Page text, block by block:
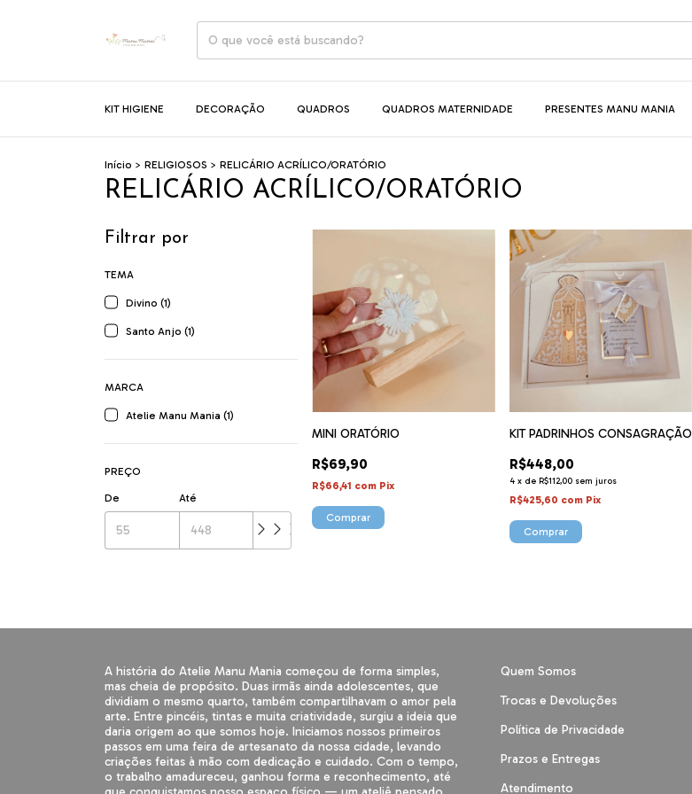
KIT HIGIENE DECORAÇÃO QUADROS QUADROS MATERNIDADE PRESENTES MANU MANIA
Início > RELIGIOSOS > RELICÁRIO ACRÍLICO/ORATÓRIO
RELICÁRIO ACRÍLICO/ORATÓRIO
Filtrar por
TEMA
Divino (1)
Santo Anjo (1)
MARCA
Atelie Manu Mania (1)
PREÇO
De Até
MINI ORATÓRIO
R$69,90
R$66,41 com Pix
Comprar
KIT PADRINHOS CONSAGRAÇÃO
R$448,00
4 x de R$112,00 sem juros
R$425,60 com Pix
A história do Atelie Manu Mania começou de forma simples,
mas cheia de propósito. Duas irmãs ainda adolescentes, que
dividiam o mesmo quarto, também compartilhavam o amor pela
arte. Entre pincéis, tintas e muita criatividade, surgiu a ideia que
daria origem ao que somos hoje. Iniciamos nossos primeiros
passos em uma feira de artesanato da nossa cidade, levando
criações feitas à mão com dedicação e cuidado. Com o tempo,
o trabalho amadureceu, ganhou forma e reconhecimento, até
Quem Somos
Trocas e Devoluções
Política de Privacidade
Prazos e Entregas
Atendimento